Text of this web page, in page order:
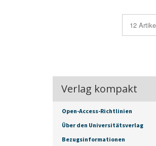
Verlag kompakt
Open-Access-Richtlinien
Über den Universitätsverlag
Bezugsinformationen